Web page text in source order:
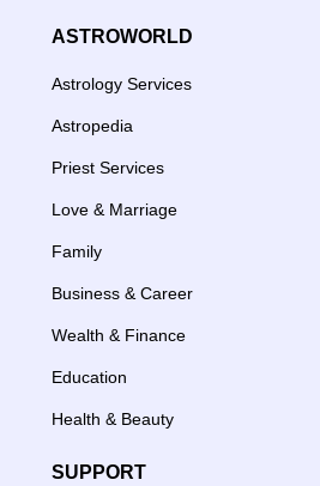
ASTROWORLD
Astrology Services
Astropedia
Priest Services
Love & Marriage
Family
Business & Career
Wealth & Finance
Education
Health & Beauty
SUPPORT